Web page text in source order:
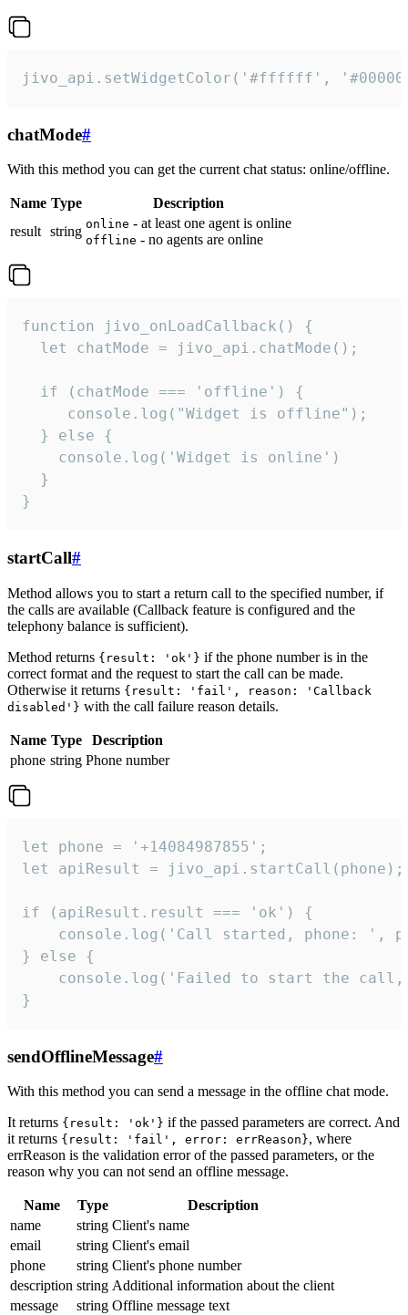
jivo_api.setWidgetColor('#ffffff',
chatMode#
With this method you can get the current chat status: online/offline.
Name Type
Description
result string online - at least one agent is online
offline - no agents are online
function jivo_onLoadCallback() {
  let chatMode = jivo_api.chatMode();
  if (chatMode === 'offline') {
     console.log("Widget is offline");
  } else {
    console.log('Widget is online')
  }
}
startCall#
Method allows you to start a return call to the specified number, if
the calls are available (Callback feature is configured and the
telephony balance is sufficient).
Method returns {result: 'ok'} if the phone number is in the
correct format and the request to start the call can be made.
Otherwise it returns {result: 'fail', reason: 'Callback
disabled'} with the call failure reason details.
Name Type
Description
phone string Phone number
let phone = '+14084987855';
let apiResult = jivo_api.startCall(phone);
if (apiResult.result === 'ok') {
console.log('Call started, phone: ',
} else {
console.log('Failed to start the
}
sendOfflineMessage#
With this method you can send a message in the offline chat mode.
It returns {result: 'ok'} if the passed parameters are correct. And
it returns {result: 'fail', error: errReason}, where
errReason is the validation error of the passed parameters, or the
reason why you can not send an offline message.
Name Type
Description
name
string Client's name
email
string Client's email
phone
string Client's phone number
description string Additional information about the client
message
string Offline message text